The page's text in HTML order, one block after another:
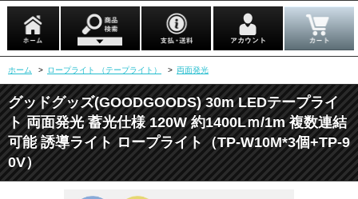
ホーム > ロープライト （テープライト） > 両面発光
グッドグッズ(GOODGOODS) 30m LEDテープライ
ト 両面発光 蓄光仕様 120W 約1400Lｍ/1m 複数連結
可能 誘導ライト ロープライト（TP-W10M*3個+TP-9
0V）